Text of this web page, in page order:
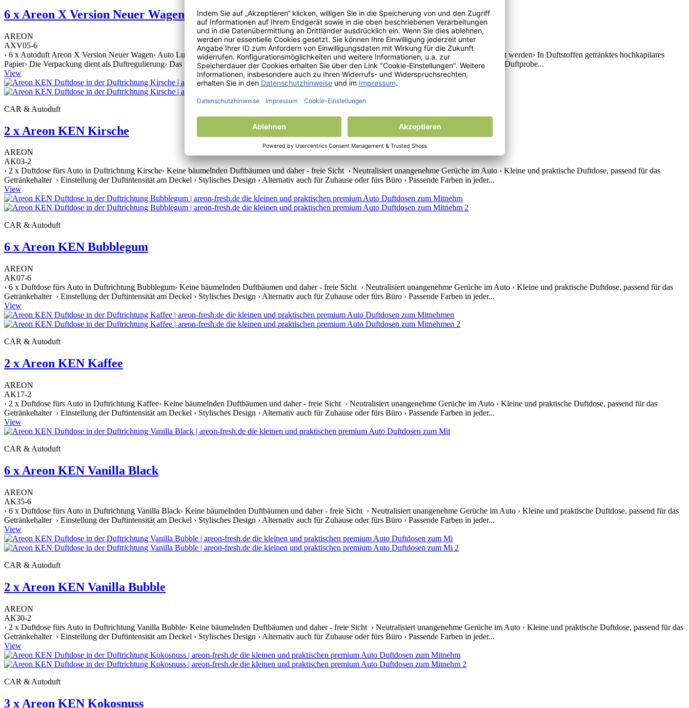
6 x Areon X Version Neuer Wagen
AREON
AXV05-6
› 6 x Autoduft Areon X Version Neuer Wagen› Auto Lufterfrischer zur Befestigung am Rückspiegel im Auto› Kann auch für kleine Räumlichkeiten benutzt werden› In Duftstoffen getränktes hochkapilares
Papier› Die Verpackung dient als Duftregulierung› Das neue moderne Design ist an der jeweiligen Duftrichtung angepasst› Sie können den Duft durch die Duftprobe...
View
CAR & Autoduft
2 x Areon KEN Kirsche
AREON
AK03-2
› 2 x Duftdose fürs Auto in Duftrichtung Kirsche› Keine bäumelnden Duftbäumen und daher - freie Sicht › Neutralisiert unangenehme Gerüche im Auto › Kleine und praktische Duftdose, passend für das
Getränkehalter › Einstellung der Duftintensität am Deckel › Stylisches Design › Alternativ auch für Zuhause oder fürs Büro › Passende Farben in jeder...
View
CAR & Autoduft
6 x Areon KEN Bubblegum
AREON
AK07-6
› 6 x Duftdose fürs Auto in Duftrichtung Bubblegum› Keine bäumelnden Duftbäumen und daher - freie Sicht › Neutralisiert unangenehme Gerüche im Auto › Kleine und praktische Duftdose, passend für das
Getränkehalter › Einstellung der Duftintensität am Deckel › Stylisches Design › Alternativ auch für Zuhause oder fürs Büro › Passende Farben in jeder...
View
CAR & Autoduft
2 x Areon KEN Kaffee
AREON
AK17-2
› 2 x Duftdose fürs Auto in Duftrichtung Kaffee› Keine bäumelnden Duftbäumen und daher - freie Sicht › Neutralisiert unangenehme Gerüche im Auto › Kleine und praktische Duftdose, passend für das
Getränkehalter › Einstellung der Duftintensität am Deckel › Stylisches Design › Alternativ auch für Zuhause oder fürs Büro › Passende Farben in jeder...
View
CAR & Autoduft
6 x Areon KEN Vanilla Black
AREON
AK35-6
› 6 x Duftdose fürs Auto in Duftrichtung Vanilla Black› Keine bäumelnden Duftbäumen und daher - freie Sicht › Neutralisiert unangenehme Gerüche im Auto › Kleine und praktische Duftdose, passend für das
Getränkehalter › Einstellung der Duftintensität am Deckel › Stylisches Design › Alternativ auch für Zuhause oder fürs Büro › Passende Farben in jeder...
View
CAR & Autoduft
2 x Areon KEN Vanilla Bubble
AREON
AK30-2
› 2 x Duftdose fürs Auto in Duftrichtung Vanilla Bubble› Keine bäumelnden Duftbäumen und daher - freie Sicht › Neutralisiert unangenehme Gerüche im Auto › Kleine und praktische Duftdose, passend für das
Getränkehalter › Einstellung der Duftintensität am Deckel › Stylisches Design › Alternativ auch für Zuhause oder fürs Büro › Passende Farben in jeder...
View
CAR & Autoduft
3 x Areon KEN Kokosnuss